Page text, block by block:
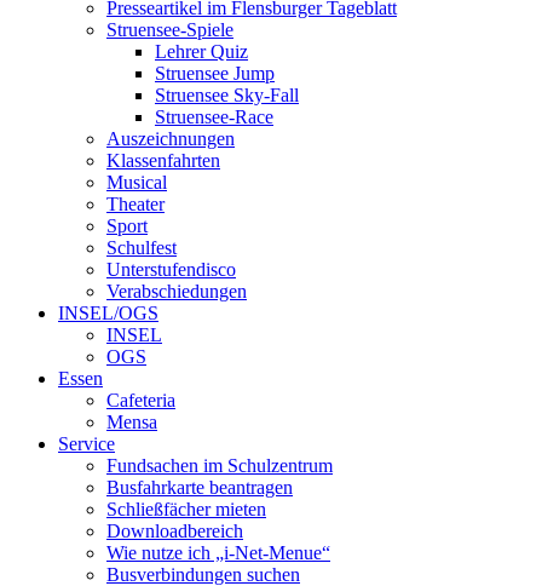
Presseartikel im Flensburger Tageblatt
Struensee-Spiele
Lehrer Quiz
Struensee Jump
Struensee Sky-Fall
Struensee-Race
Auszeichnungen
Klassenfahrten
Musical
Theater
Sport
Schulfest
Unterstufendisco
Verabschiedungen
INSEL/OGS
INSEL
OGS
Essen
Cafeteria
Mensa
Service
Fundsachen im Schulzentrum
Busfahrkarte beantragen
Schließfächer mieten
Downloadbereich
Wie nutze ich „i-Net-Menue“
Busverbindungen suchen